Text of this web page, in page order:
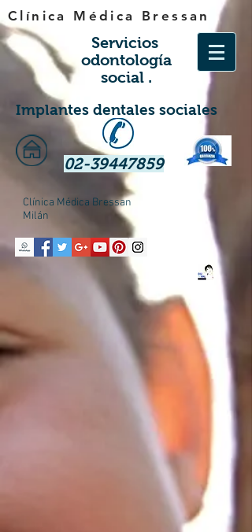
Clínica Médica Bressan
Servicios
odontología
social .
Implantes dentales sociales
02-39447859
Clínica Médica Bressan
Milán